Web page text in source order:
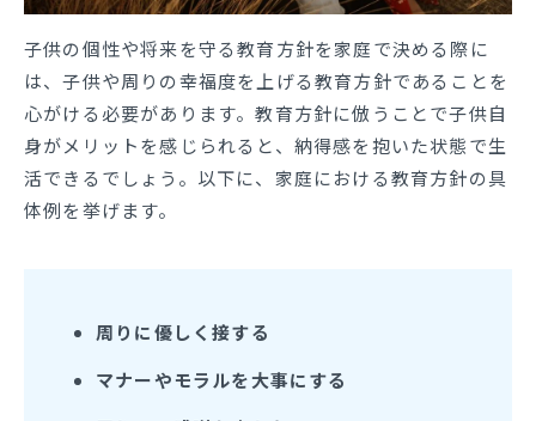
子供の個性や将来を守る教育方針を家庭で決める際に
は、子供や周りの幸福度を上げる教育方針であることを
心がける必要があります。教育方針に倣うことで子供自
身がメリットを感じられると、納得感を抱いた状態で生
活できるでしょう。以下に、家庭における教育方針の具
体例を挙げます。
周りに優しく接する
マナーやモラルを大事にする